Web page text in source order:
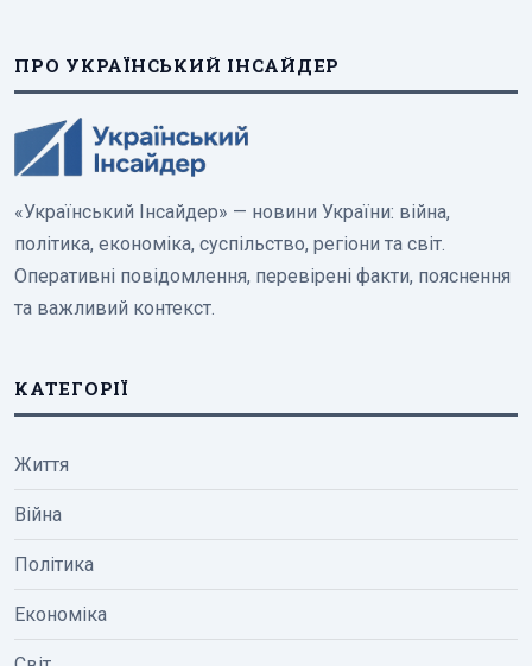
ПРО УКРАЇНСЬКИЙ ІНСАЙДЕР
«Український Інсайдер» — новини України: війна,
політика, економіка, суспільство, регіони та світ.
Оперативні повідомлення, перевірені факти, пояснення
та важливий контекст.
КАТЕГОРІЇ
Життя
Війна
Політика
Економіка